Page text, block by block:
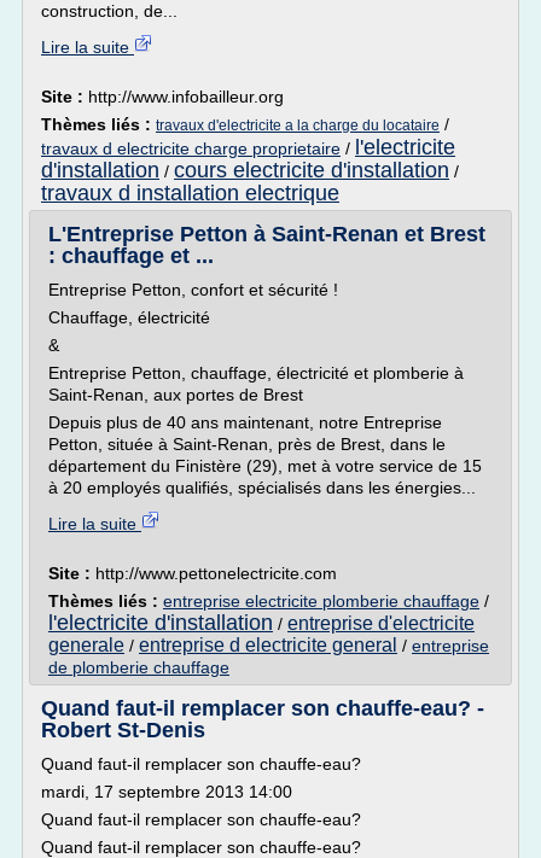
construction, de...
Lire la suite
Site : http://www.infobailleur.org
Thèmes liés : travaux d'electricite a la charge du locataire /
travaux d electricite charge proprietaire / l'electricite
d'installation / cours electricite d'installation /
travaux d installation electrique
L'Entreprise Petton à Saint-Renan et Brest
: chauffage et ...
Entreprise Petton, confort et sécurité !
Chauffage, électricité
&
Entreprise Petton, chauffage, électricité et plomberie à
Saint-Renan, aux portes de Brest
Depuis plus de 40 ans maintenant, notre Entreprise
Petton, située à Saint-Renan, près de Brest, dans le
département du Finistère (29), met à votre service de 15
à 20 employés qualifiés, spécialisés dans les énergies...
Lire la suite
Site : http://www.pettonelectricite.com
Thèmes liés : entreprise electricite plomberie chauffage /
l'electricite d'installation / entreprise d'electricite
generale / entreprise d electricite general / entreprise
de plomberie chauffage
Quand faut-il remplacer son chauffe-eau? -
Robert St-Denis
Quand faut-il remplacer son chauffe-eau?
mardi, 17 septembre 2013 14:00
Quand faut-il remplacer son chauffe-eau?
Quand faut-il remplacer son chauffe-eau?